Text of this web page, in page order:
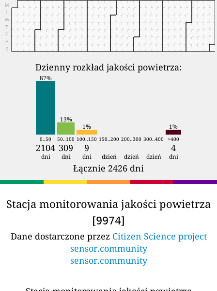
M
T
W
T
F
S
S
Dzienny rozkład jakości powietrza:
87%
13%
1%
1%
0..50 50..100 100..150 150..200 200..300 300..400 >400
2104 309 9 4
dni dni dni dzień dzień dzień dni
Łącznie 2426 dni
Stacja monitorowania jakości powietrza
[9974]
Dane dostarczone przez Citizen Science project
sensor.community
sensor.community